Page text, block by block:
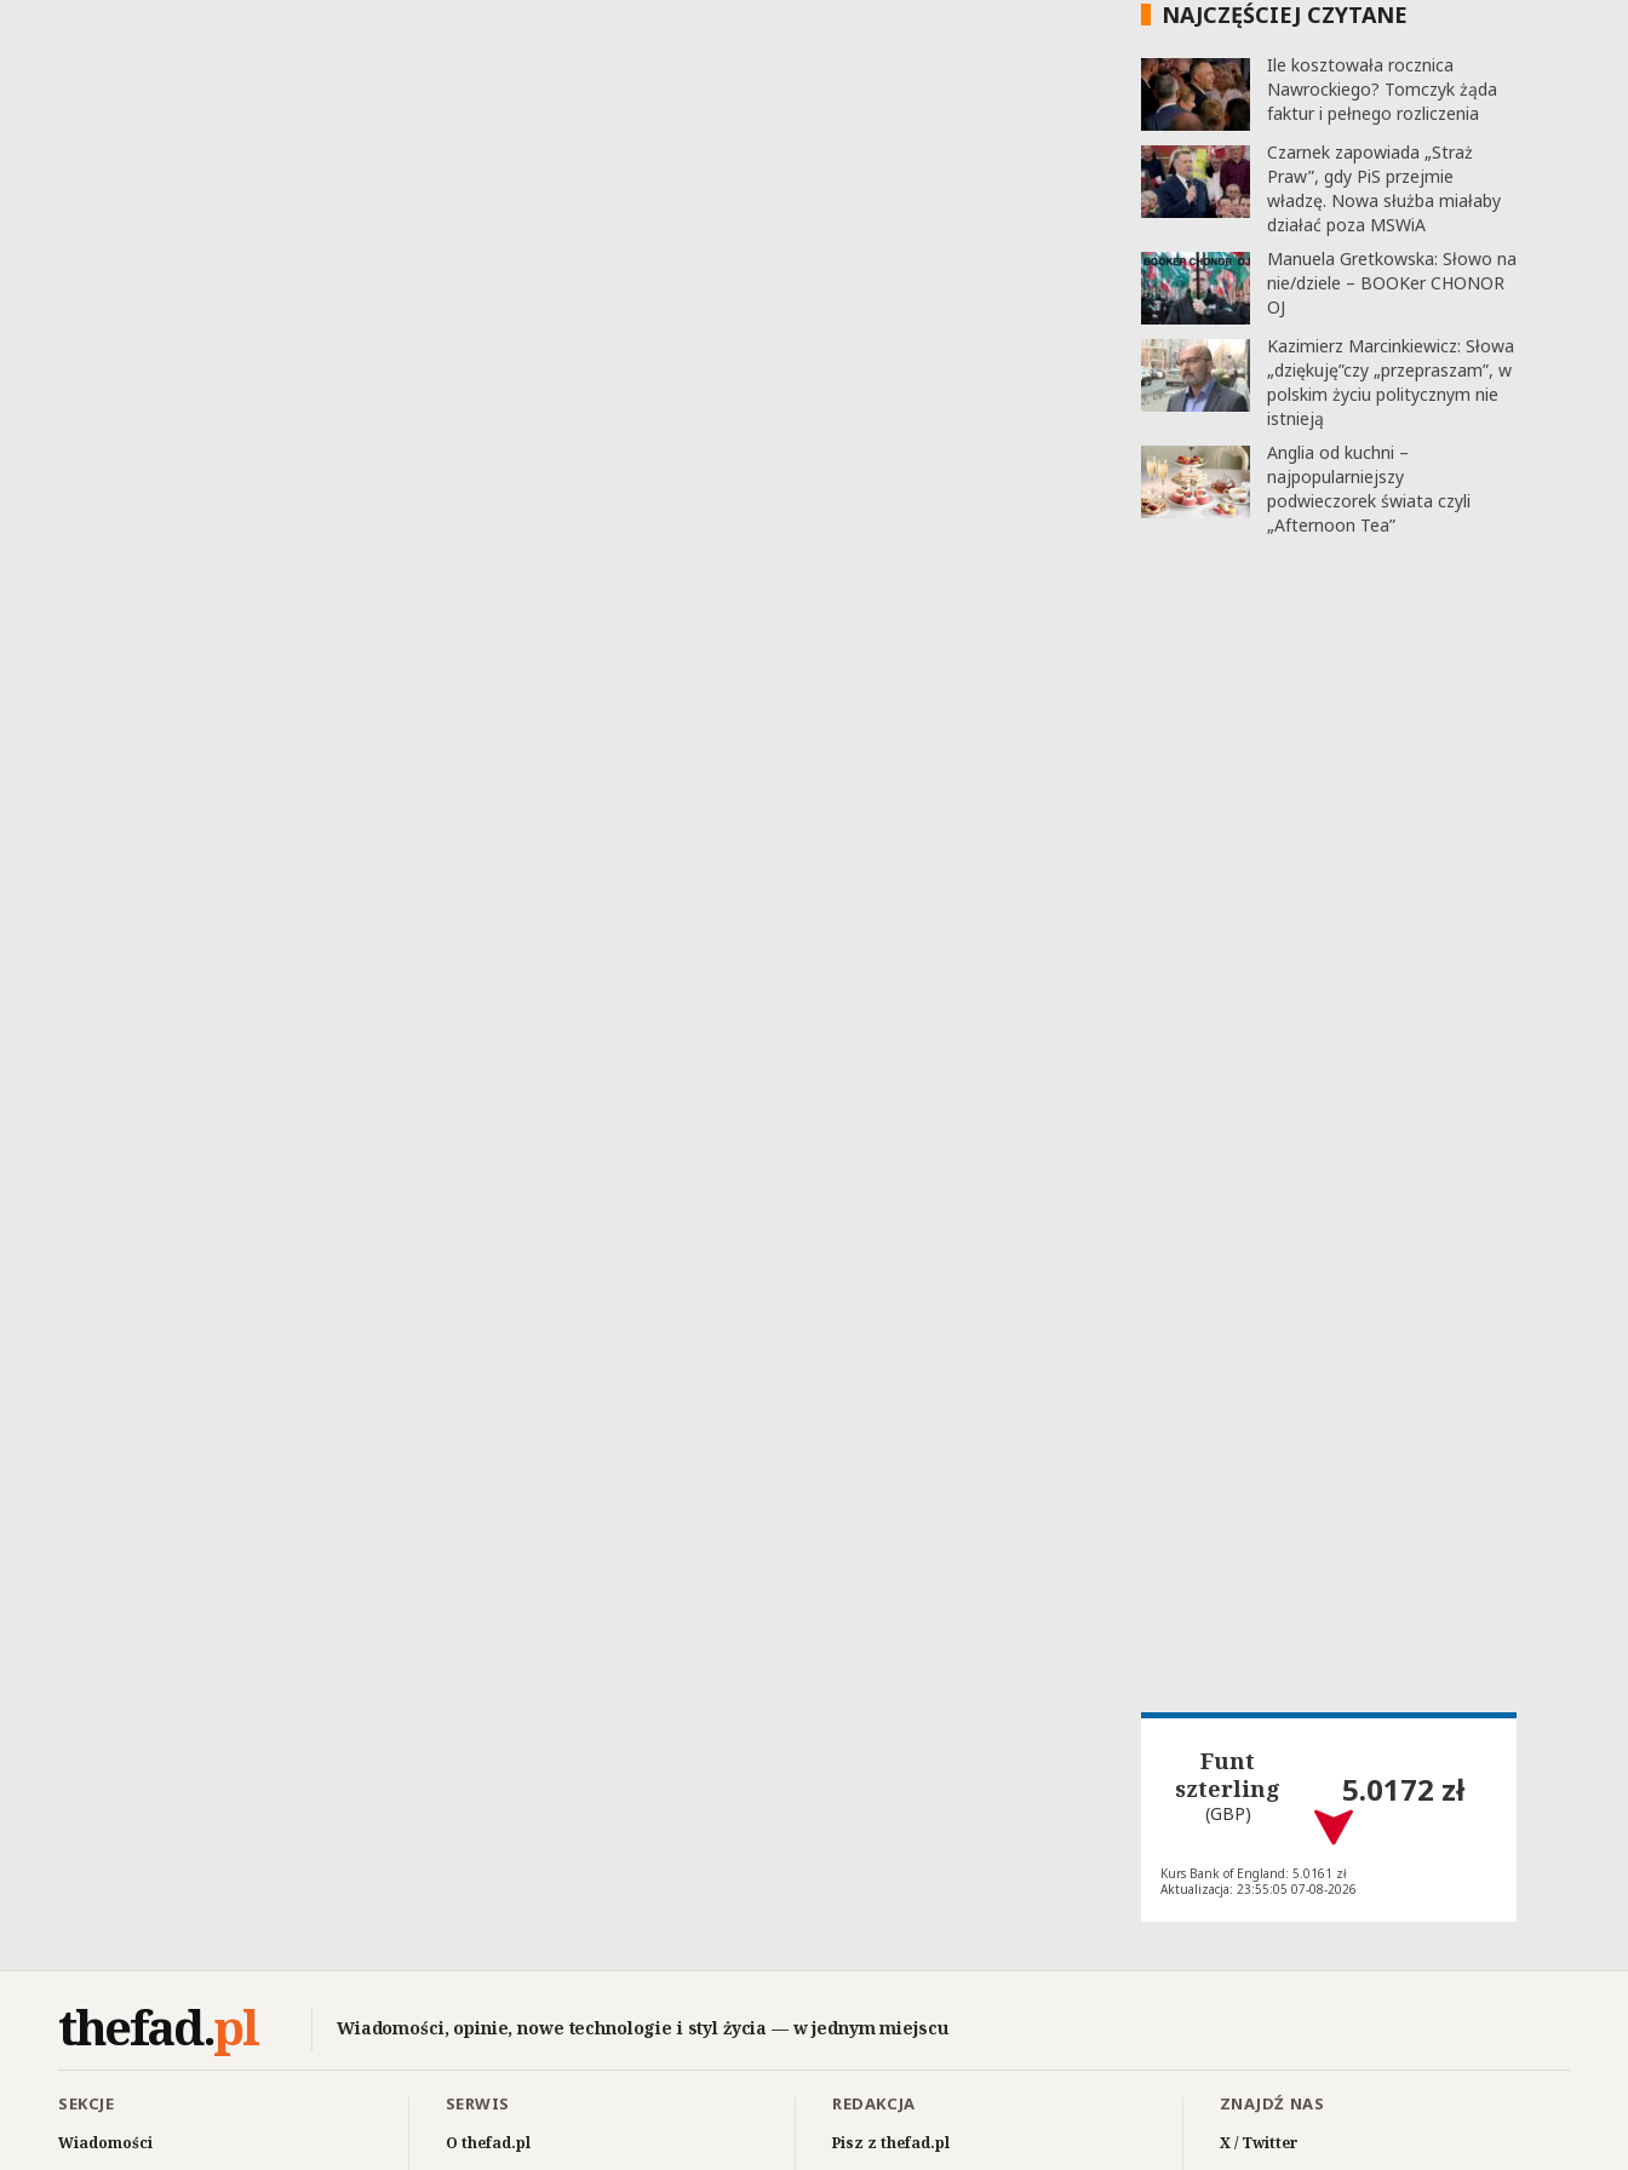
NAJCZĘŚCIEJ CZYTANE
Ile kosztowała rocznica
Nawrockiego? Tomczyk żąda
faktur i pełnego rozliczenia
Czarnek zapowiada „Straż
Praw”, gdy PiS przejmie
władzę. Nowa służba miałaby
działać poza MSWiA
Manuela Gretkowska: Słowo na
nie/dziele – BOOKer CHONOR
OJ
Kazimierz Marcinkiewicz: Słowa
„dziękuję”czy „przepraszam”, w
polskim życiu politycznym nie
istnieją
Anglia od kuchni –
najpopularniejszy
podwieczorek świata czyli
„Afternoon Tea”
Funt
szterling
(GBP)
5.0172 zł
Kurs Bank of England: 5.0161 zł
Aktualizacja: 23:55:05 07-08-2026
thefad.pl Wiadomości, opinie, nowe technologie i styl życia — w jednym miejscu
SEKCJE
Wiadomości
SERWIS
O thefad.pl
REDAKCJA
Pisz z thefad.pl
ZNAJDŹ NAS
X / Twitter